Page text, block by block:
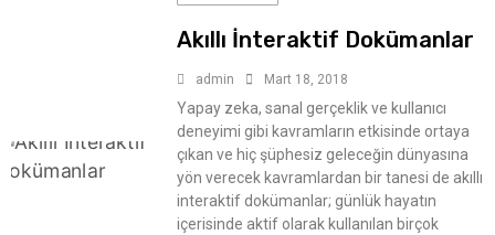
Akıllı İnteraktif Dokümanlar
admin Mart 18, 2018
Yapay zeka, sanal gerçeklik ve kullanıcı
deneyimi gibi kavramların etkisinde ortaya
çıkan ve hiç şüphesiz geleceğin dünyasına
yön verecek kavramlardan bir tanesi de akıllı
interaktif dokümanlar; günlük hayatın
içerisinde aktif olarak kullanılan birçok